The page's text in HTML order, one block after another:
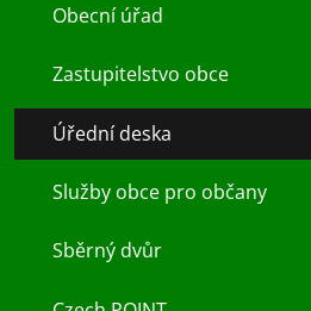
Obecní úřad
Zastupitelstvo obce
Úřední deska
Služby obce pro občany
Sběrný dvůr